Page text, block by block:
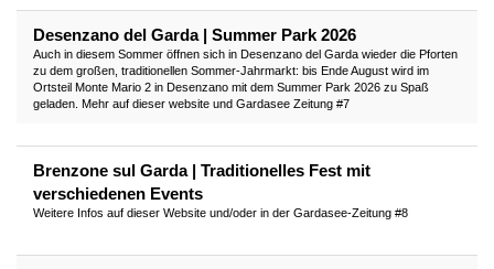
Desenzano del Garda | Summer Park 2026
Auch in diesem Sommer öffnen sich in Desenzano del Garda wieder die Pforten
zu dem großen, traditionellen Sommer-Jahrmarkt: bis Ende August wird im
Ortsteil Monte Mario 2 in Desenzano mit dem Summer Park 2026 zu Spaß
geladen. Mehr auf dieser website und Gardasee Zeitung #7
Brenzone sul Garda | Traditionelles Fest mit
verschiedenen Events
Weitere Infos auf dieser Website und/oder in der Gardasee-Zeitung #8